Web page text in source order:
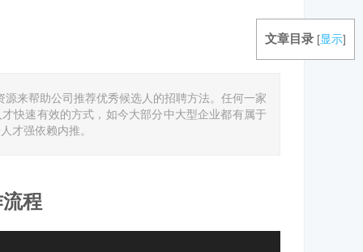
来帮助公司推荐优秀候选人的招聘方法。任何一家
快速有效的方式，如今大部分中大型企业都有属于
才强依赖内推。
文章目录 [显示]
程